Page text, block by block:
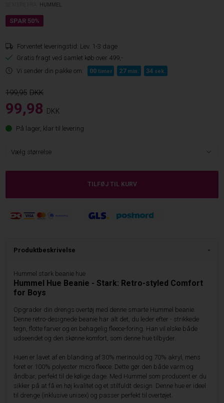
HUMMEL
Forventet leveringstid: Lev. 1-3 dage
Gratis fragt ved samlet køb over 499,-
Vi sender din pakke om:
00 timer 27 min. 34 sek.
199,95
99,98 DKK
På lager, klar til levering
Produktbeskrivelse
Hummel stark beanie hue
Hummel Hue Beanie - Stark: Retro-styled Comfort
for Boys
Opgrader din drengs overtøj med denne smarte Hummel beanie.
Denne retro-designede beanie har alt det, du leder efter - strikkede
tegn, flotte farver og en behagelig fleece-foring. Han vil elske både
udseendet og den skønne komfort, som denne hue tilbyder.
Huen er lavet af en blanding af 30% merinould og 70% akryl, mens
foret er 100% polyester micro fleece. Dette gør den både varm og
åndbar, perfekt til de kølige dage. Med Hummel som producent er du
sikker på at få en høj kvalitet og et stilfuldt design. Denne hue er ideel
til drenge (inklusive unisex) og passer perfekt til overtøjet.